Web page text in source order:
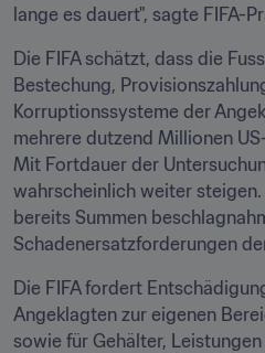
lange es dauert", sagte FIFA-
Die FIFA schätzt, dass die
Bestechung,
Korruptionssysteme der
mehrere dutzend Millionen
Mit Fortdauer der
wahrscheinlich weiter
bereits Summen
Schadenersatzforderungen
Die FIFA fordert
Angeklagten zur eigenen
sowie für Gehälter,